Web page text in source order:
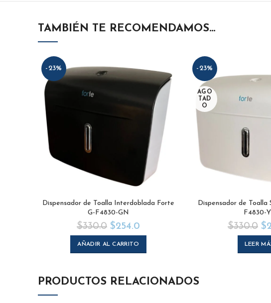
TAMBIÉN TE RECOMENDAMOS…
-23%
Dispensador de Toalla Interdoblada Forte
G-F4830-GN
$330.0 $254.0
AÑADIR AL CARRITO
-23%
AGO
TAD
O
Dispensador de Toalla
F4830-
$330.0 $
LEER
PRODUCTOS RELACIONADOS